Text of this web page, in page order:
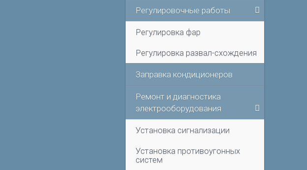
Регулировочные работы
Регулировка фар
Регулировка развал-схождения
Заправка кондиционеров
Ремонт и диагностика
электрооборудования
Установка сигнализации
Установка противоугонных
систем